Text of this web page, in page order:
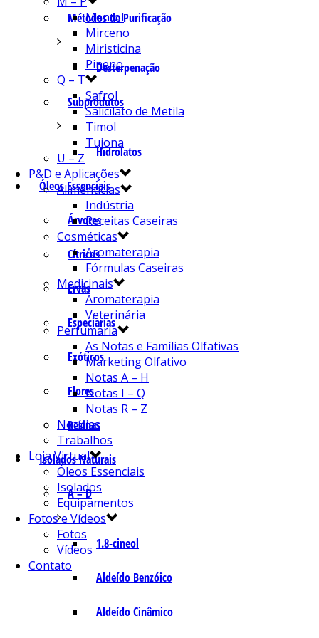
Métodos de Purificação
Desterpenação
Subprodutos
Hidrolatos
Óleos Essenciais
Árvores
Cítricos
Ervas
Especiarias
Exóticos
Flores
Resinas
Isolados Naturais
A – D
1.8-cineol
Aldeído Benzóico
Aldeído Cinâmico
Mentol
Mirceno
Miristicina
Pineno
Q – T
Safrol
Salicilato de Metila
Timol
Tujona
U – Z
P&D e Aplicações
Alimentícias
Indústria
Receitas Caseiras
Cosméticas
Aromaterapia
Fórmulas Caseiras
Medicinais
Aromaterapia
Veterinária
Perfumaria
As Notas e Famílias Olfativas
Marketing Olfativo
Notas A – H
Notas I – Q
Notas R – Z
Notícias
Trabalhos
Loja Virtual
Óleos Essenciais
Isolados
Equipamentos
Fotos e Vídeos
Fotos
Vídeos
Contato